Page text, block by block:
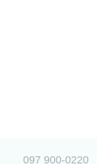
097 900-0220